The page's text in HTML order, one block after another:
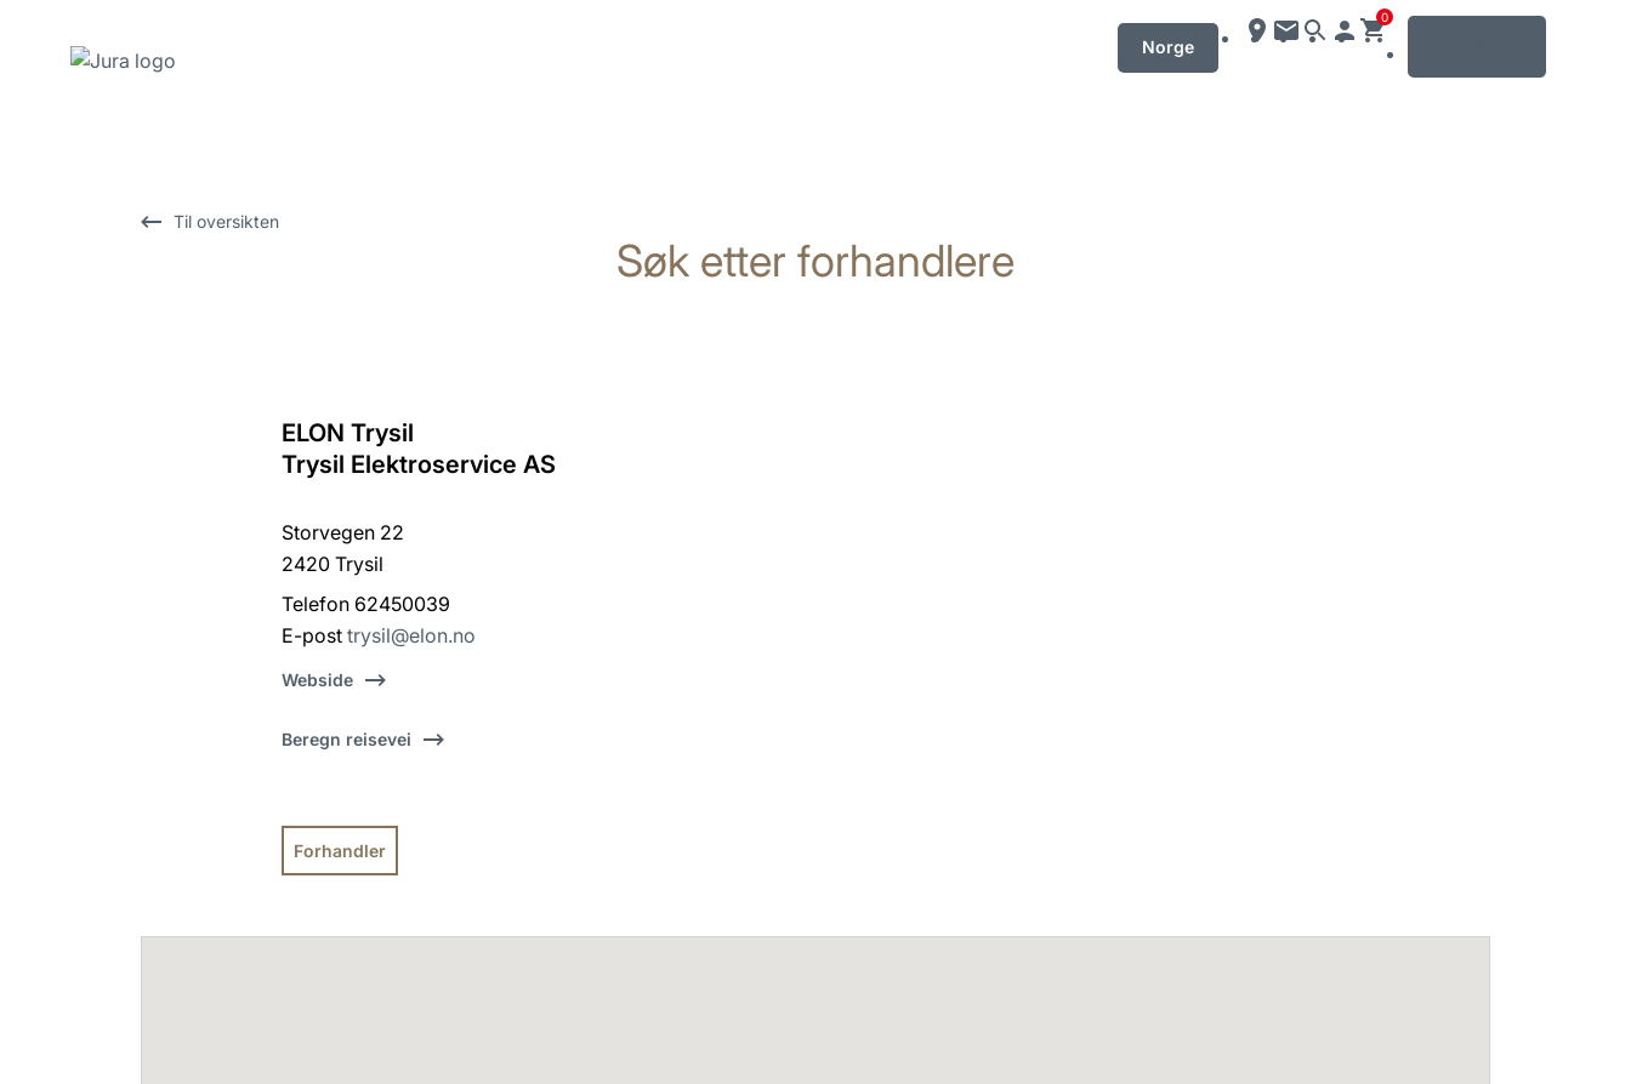
Norge
0
Til oversikten
Søk etter forhandlere
Tilbake
ELON Trysil
Trysil Elektroservice AS
Storvegen 22
2420 Trysil
Telefon 62450039
E-posttrysil@elon.no
Webside
Beregn reisevei
Forhandler